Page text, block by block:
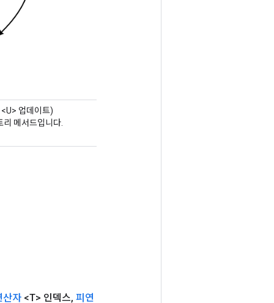
<U> 업데이트)
메서드입니다.
산자 <T> 인덱스, 피연